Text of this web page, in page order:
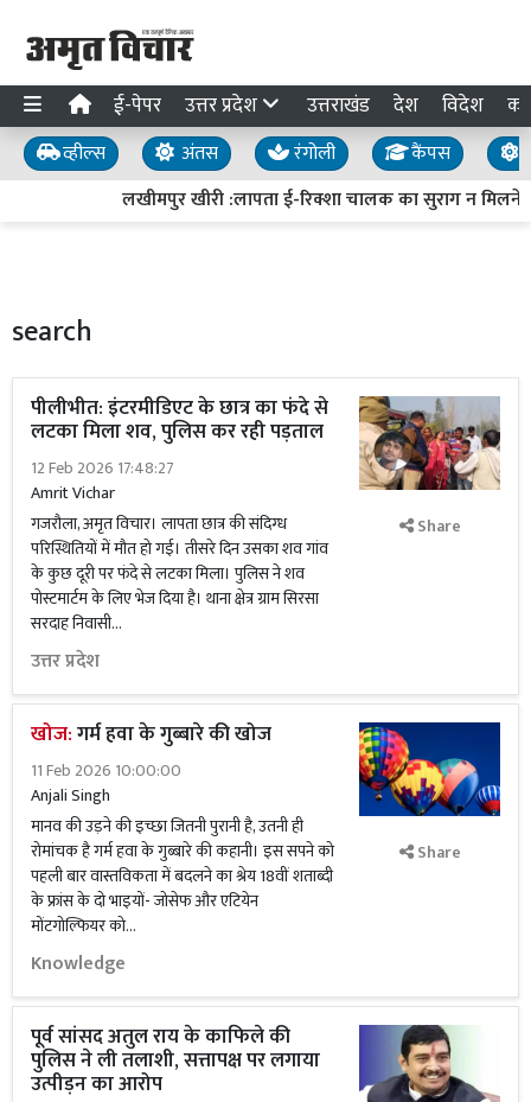
ई-पेपर उत्तर प्रदेश उत्तराखंड देश विदेश
व्हील्स अंतस रंगोली कैंपस
लखीमपुर खीरी :लापता ई-रिक्शा चालक का सुराग न मिलने
search
पीलीभीत: इंटरमीडिएट के छात्र का फंदे से
लटका मिला शव, पुलिस कर रही पड़ताल
12 Feb 2026 17:48:27
Amrit Vichar
गजरौला, अमृत विचार। लापता छात्र की संदिग्ध
परिस्थितियों में मौत हो गई। तीसरे दिन उसका शव गांव
के कुछ दूरी पर फंदे से लटका मिला। पुलिस ने शव
पोस्टमार्टम के लिए भेज दिया है। थाना क्षेत्र ग्राम सिरसा
सरदाह निवासी...
उत्तर प्रदेश
Share
खोज:गर्म हवा के गुब्बारे की खोज
11 Feb 2026 10:00:00
Anjali Singh
मानव की उड़ने की इच्छा जितनी पुरानी है, उतनी ही
रोमांचक है गर्म हवा के गुब्बारे की कहानी। इस सपने को
पहली बार वास्तविकता में बदलने का श्रेय 18वीं शताब्दी
के फ्रांस के दो भाइयों- जोसेफ और एटियेन
मोंटगोल्फियर को...
Knowledge
Share
पूर्व सांसद अतुल राय के काफिले की
पुलिस ने ली तलाशी, सत्तापक्ष पर लगाया
उत्पीड़न का आरोप